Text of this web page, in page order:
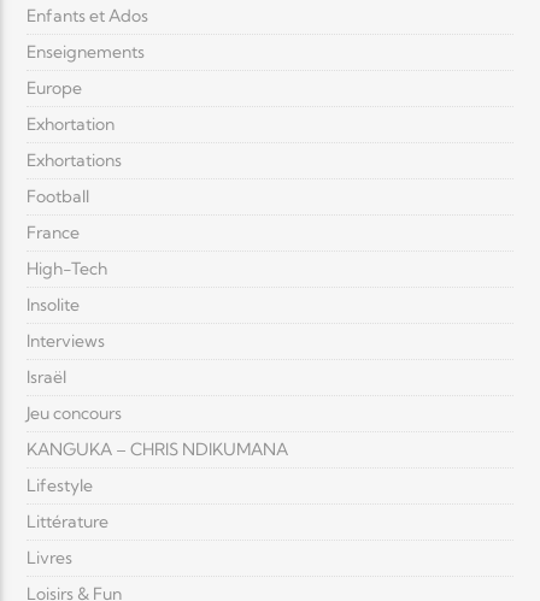
Enfants et Ados
Enseignements
Europe
Exhortation
Exhortations
Football
France
High-Tech
Insolite
Interviews
Israël
Jeu concours
KANGUKA – CHRIS NDIKUMANA
Lifestyle
Littérature
Livres
Loisirs & Fun